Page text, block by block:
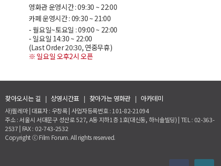
영화관 운영시간 : 09:30 ~ 22:00
카페 운영시간 : 09:30 ~ 21:00
- 월요일~토요일 : 09:00 ~ 22:00
- 일요일 14:30 ~ 22:00
(Last Order 20:30, 연중무휴)
※ 일요일 오후2시 오픈
찾아오시는 길 | 상영시간표 | 찾아가는 영화관 | 아카데미
사)필레마 | 대표자 : 우창록 | 사업자등록번호 : 101-82-21094
주소 : 서울시 서대문구 성산로 527, A동 지하1층 1호(대신동, 하늬솔빌딩) | TEL : 02-363-
2537 | FAX : 02-743-2532
Copyright ⓒ Film Forum. All rights reserved.